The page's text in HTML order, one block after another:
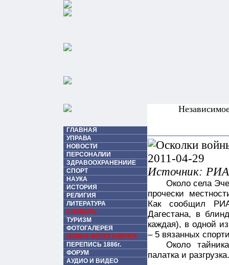
ГЛАВНАЯ
УПРАВА
НОВОСТИ
ПЕРСОНАЛИИ
ЗДРАВООХРАНЕНИИЕ
СПОРТ
НАУКА
ИСТОРИЯ
РЕЛИГИЯ
ЛИТЕРАТУРА
СЛОВАРЬ
ТУРИЗМ
ФОТОГАЛЕРЕЯ
НОВАЯ ФОТОГАЛЕРЕЯ
ПЕРЕПИСЬ 1886г.
ФОРУМ
АУДИО И ВИДЕО
Источник:
Около села
прочески
Как сообщил РИА
Дагестана, в
каждая), в одной
– 5 вязанных
Около
палатка и